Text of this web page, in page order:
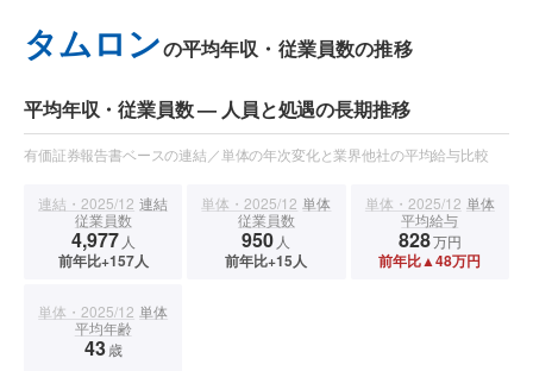
タムロンの平均年収・従業員数の推移
平均年収・従業員数 — 人員と処遇の長期推移
有価証券報告書ベースの連結／単体の年次変化と業界他社の平均給与比較
連結・2025/12 連結
従業員数
4,977 人
前年比+157人
単体・2025/12 単体
従業員数
950 人
前年比+15人
単体・2025/12 単体
平均給与
828万円
前年比▲48万円
単体・2025/12 単体
平均年齢
43歳